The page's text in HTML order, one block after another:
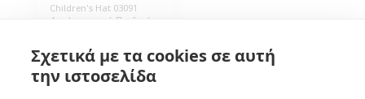
Children's Hat 03091
Διαφημιστικό Παιδικό
160g/m², One Size
Περίμετρος 56cm.
Ρυθμιζόμενο πίσω
πλαστικό κούμπωμα.
5.60€
Σχετικά με τα cookies σε αυτή
την ιστοσελίδα